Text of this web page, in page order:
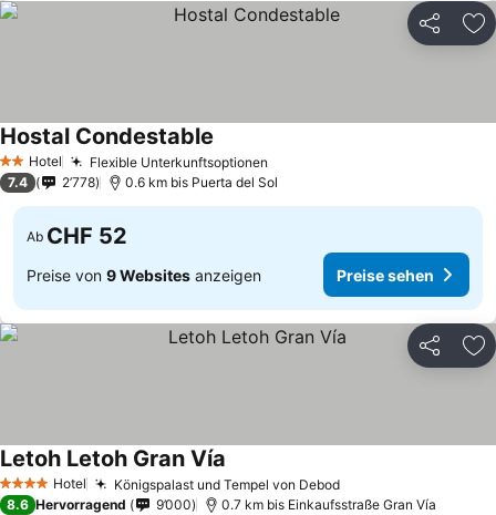
Teilen
2 Sterne
Hotel Flexible Unterkunftsoptionen
Hostal Condestable
7.4 2’778 0.6 km bis Puerta del Sol
Ab CHF 52
Preise von 9 Websites anzeigen Preise sehen
Teilen
4 Sterne Hotel Königspalast und Tempel von DebodPreise sehen
Letoh Letoh Gran Vía
8.6 Hervorragend 9’000 0.7 km bis Einkaufsstraße Gran Vía